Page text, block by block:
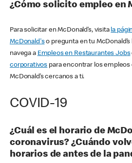
¿Cómo solicito empleo en
Para solicitar en McDonald’s, visita la
McDonald'so pregunta en tu McDonald’s
navega a Empleos en Restaurantes Jobs
corporativos para encontrar los empleos
McDonald’s cercanos a ti.
COVID-19
¿Cuál es el horario de
coronavirus? ¿Cuándo
horarios de antes de la